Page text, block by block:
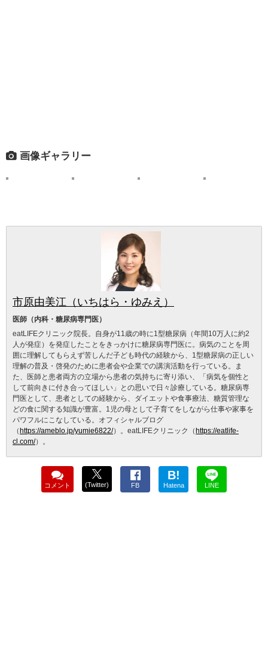
画像ギャラリー
市原由美江（いちはら・ゆみえ）
医師（内科・糖尿病専門医）
eatLIFEクリニック院長。自身が11歳の時に1型糖尿病（年間10万人に約2
人が発症）を発症したことをきっかけに糖尿病専門医に。病気のことを周
囲に理解してもらえず苦しんだ子ども時代の経験から、1型糖尿病の正しい
理解の普及・啓発のために患者会や企業での講演活動を行っている。ま
た、医師と患者両方の立場から患者の気持ちに寄り添い、「病気を個性と
して前向きに付き合ってほしい」との思いで日々診療している。糖尿病専
門医として、患者としての経験から、ダイエットや食事療法、糖質管理な
どの食に関する知識が豊富。1児の母として子育てをしながら仕事や家事を
パワフルにこなしている。オフィシャルブログ
（ https://ameblo.jp/yumie6822/）。eatLIFEクリニック（ https://eatlife-
cl.com/）。
コメント (Twitter) FB
B!
Hatena LINE